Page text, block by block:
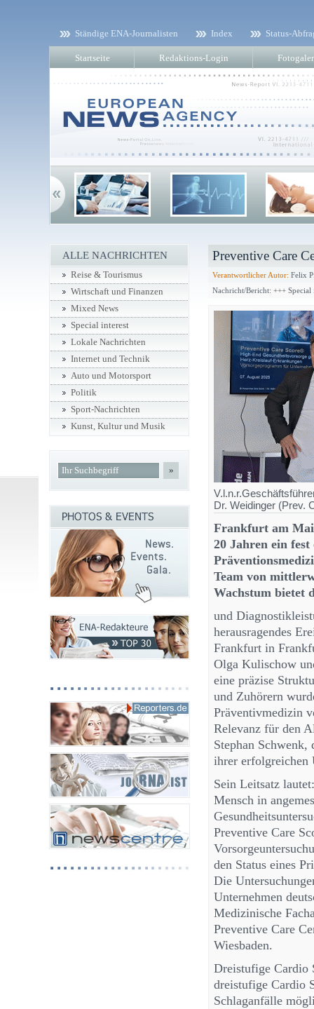
Ständige ENA-Journalisten Index Status-
Startseite Redaktions-Login
Preventive Care
Verantwortlicher Autor: Felix
Nachricht/Bericht: +++ Special
Dr. Weidinger (Prev.
Frankfurt am
20 Jahren ein
Team von
Wachstum bietet
und
herausragendes
Frankfurt in
Olga Kulischow
eine präzise
und Zuhörern
Präventivmedizin
Relevanz für den
Stephan
ihrer erfolgreichen
Sein Leitsatz
Mensch in
Preventive Care
den Status eines
Die
Unternehmen
Medizinische
Preventive Care
Wiesbaden.
Dreistufige Cardio
dreistufige Cardio
Schlaganfälle
ALLE NACHRICHTEN
Reise & Tourismus
Wirtschaft und Finanzen
Mixed News
Special interest
Lokale Nachrichten
Internet und Technik
Auto und Motorsport
Politik
Sport-Nachrichten
Kunst, Kultur und Musik
»